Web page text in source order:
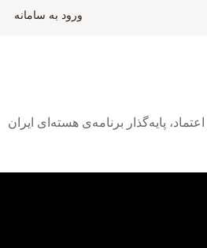
ورود به سامانه